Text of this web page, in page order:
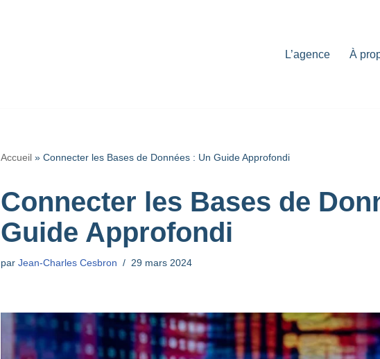
L’agence À
Accueil» Connecter les Bases de Données : Un Guide Approfondi
Connecter les Bases de
Guide Approfondi
par Jean-Charles Cesbron 29 mars 2024